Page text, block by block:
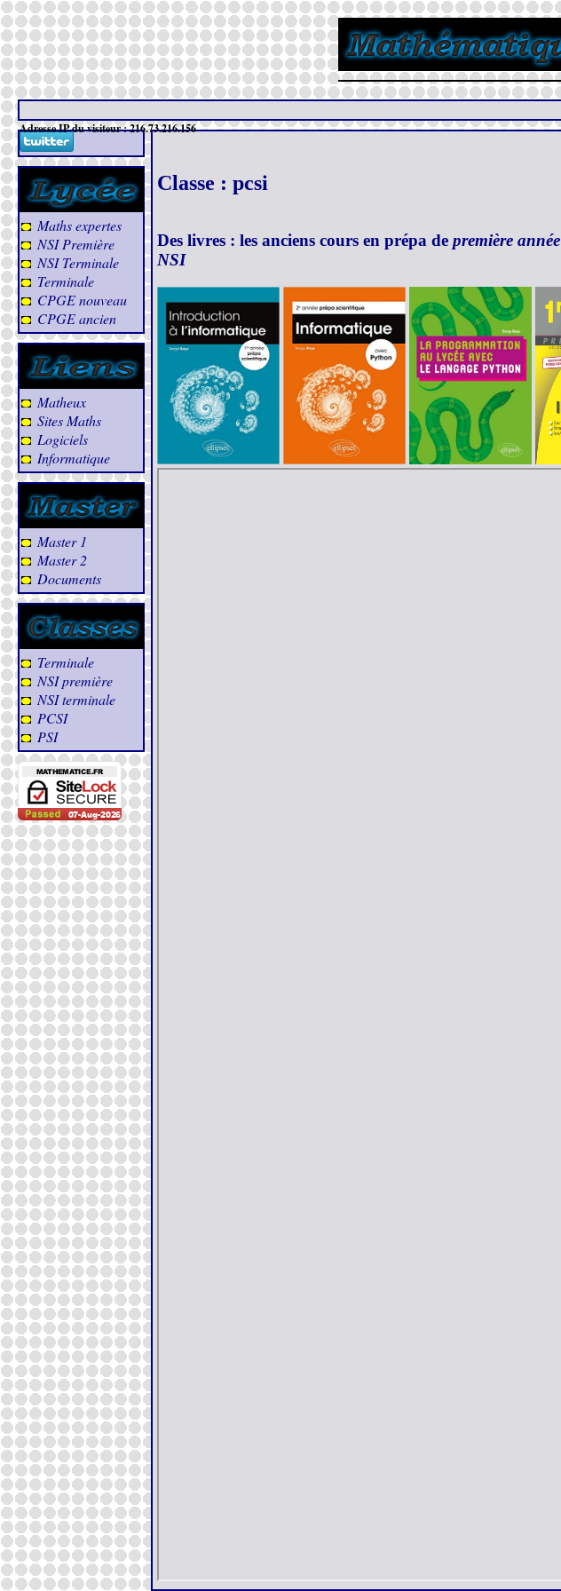
Adresse IP du visiteur : 216.73.216.156
Maths expertes
NSI Première
NSI Terminale
Terminale
CPGE nouveau
CPGE ancien
Matheux
Sites Maths
Logiciels
Informatique
Master 1
Master 2
Documents
Terminale
NSI première
NSI terminale
PCSI
PSI
Classe : pcsi
Des livres : les anciens cours en prépa de première année
NSI